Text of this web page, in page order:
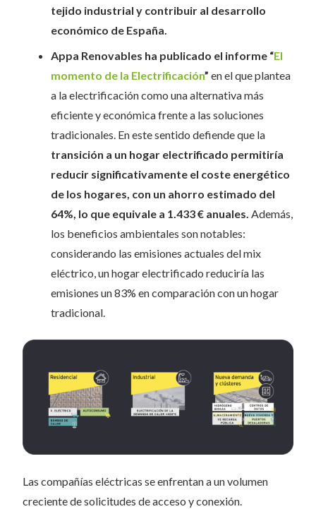
tejido industrial y contribuir al desarrollo
económico de España.
Appa Renovables ha publicado el informe “El
momento de la Electrificación” en el que plantea
a la electrificación como una alternativa más
eficiente y económica frente a las soluciones
tradicionales. En este sentido defiende que la
transición a un hogar electrificado permitiría
reducir significativamente el coste energético
de los hogares, con un ahorro estimado del
64%, lo que equivale a 1.433 € anuales. Además,
los beneficios ambientales son notables:
considerando las emisiones actuales del mix
eléctrico, un hogar electrificado reduciría las
emisiones un 83% en comparación con un hogar
tradicional.
Las compañías eléctricas se enfrentan a un volumen
creciente de solicitudes de acceso y conexión.